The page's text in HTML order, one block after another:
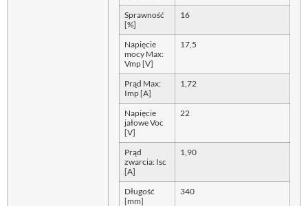
Sprawność
[%]
16
Napięcie
mocy Max:
Vmp [V]
17,5
Prąd Max:
Imp [A]
1,72
Napięcie
jałowe Voc
[V]
22
Prąd
zwarcia: Isc
[A]
1,90
Długość
[mm]
340